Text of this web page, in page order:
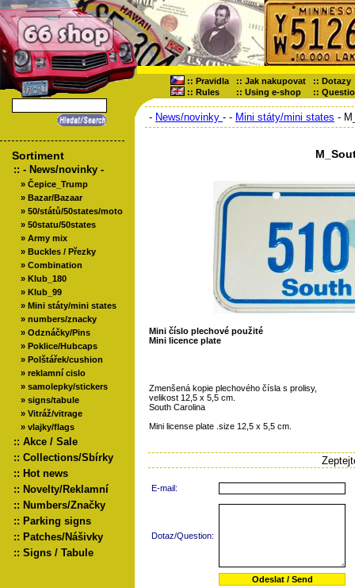
:: Pravidla :: Jak nakupovat :: Dotazy
:: Rules :: Using e-shop ::
Sortiment
:: - News/novinky -
» Čepice_Trump
» Bazar/Bazaar
» 50/států/50states/moto
» 50statu/50states
» Army mix
» Buckles / Přezky
» Combination
» Klub_180
» Klub_99
» Mini státy/mini states
» numbers/znacky
» Odznáčky/Pins
» Poklice/Hubcaps
» Polštářek/cushion
» reklamní cislo
» samolepky/stickers
» signs/tabule
» Vitráž/vitrage
» vlajky/flags
:: Akce / Sale
:: Collections/Sbírky
:: Hot news
:: Novelty/Reklamní
:: Numbers/Značky
:: Parking signs
:: Patches/Nášivky
:: Signs / Tabule
- News/novinky - - Mini státy/mini states -
Mini číslo plechové použité
Mini licence plate
Zmenšená kopie plechového čísla s prolisy,
velikost 12,5 x 5,5 cm.
South Carolina
Mini license plate .size 12,5 x 5,5 cm.
E-mail:
Dotaz/Question: